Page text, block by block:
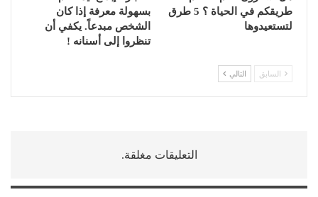
طريقكم في الحياة ؟ 5 طرق
لتستعيدوها
بسهولة معرفة إذا كان
الشخص مبدعاً. يكفي أن
تنظروا إلى أسنانه !
السابق التالي
التعليقات مغلقة.